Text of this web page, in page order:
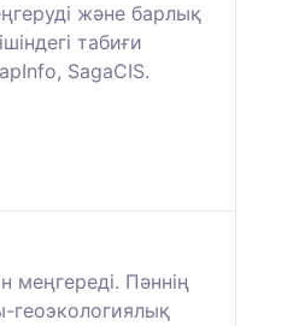
және барлық
табиғи
SagaCIS.
меңгереді. Пәннің
геоэкологиялық